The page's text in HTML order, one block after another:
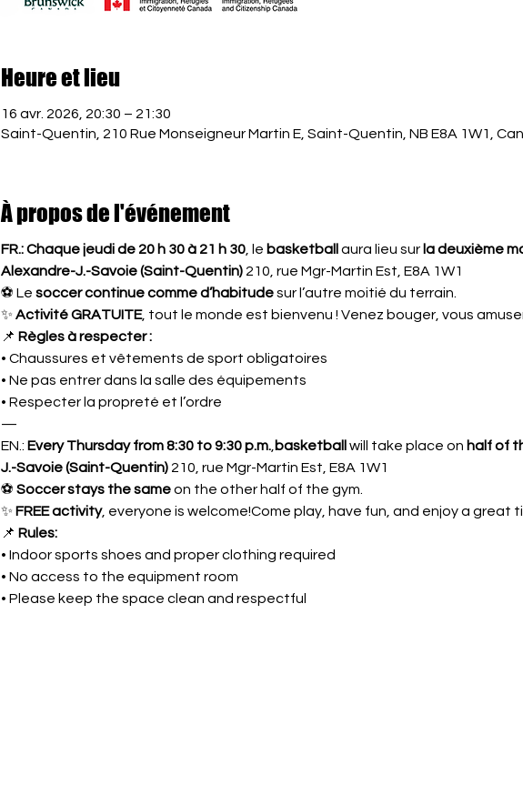
Heure et lieu
16 avr. 2026, 20:30 – 21:30
Saint-Quentin, 210 Rue Monseigneur Martin E, Saint-Quentin, NB E8A 1W1,
À propos de l'événement
FR.: Chaque jeudi de 20 h 30 à 21 h 30, le basketball aura lieu sur la deuxième
Alexandre-J.-Savoie (Saint-Quentin) 210, rue Mgr-Martin Est, E8A 1W1
⚽ Le soccer continue comme d’habitude sur l’autre moitié du terrain.
✨ Activité GRATUITE, tout le monde est bienvenu ! Venez bouger, vous
📌 Règles à respecter :
• Chaussures et vêtements de sport obligatoires
• Ne pas entrer dans la salle des équipements
• Respecter la propreté et l’ordre
—
EN.: Every Thursday from 8:30 to 9:30 p.m., basketball will take place on half of
J.-Savoie (Saint-Quentin) 210, rue Mgr-Martin Est, E8A 1W1
⚽ Soccer stays the same on the other half of the gym.
✨ FREE activity, everyone is welcome!Come play, have fun, and enjoy a great
📌 Rules:
• Indoor sports shoes and proper clothing required
• No access to the equipment room
• Please keep the space clean and respectful